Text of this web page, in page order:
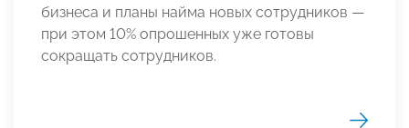
бизнеса и планы найма новых сотрудников —
при этом 10% опрошенных уже готовы
сокращать сотрудников.